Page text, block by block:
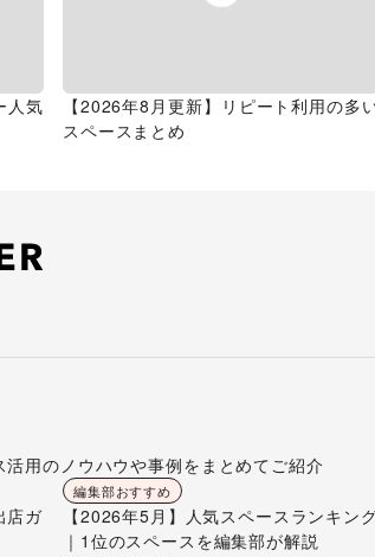
人気
【2026年8月更新】リピート利用の多
スペースまとめ
用のノウハウや事例をまとめてご紹介
店ガ
編集部おすすめ
【2026年5月】人気スペースランキン
｜1位のスペースを編集部が解説